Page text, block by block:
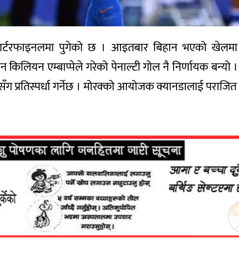
पुगेको छ । आइतबार बिहान भएको खेलमा
किलियन एम्बाप्पेले गरेको पेनाल्टी गोल नै निर्णायक
प्रतिस्पर्धा गर्नेछ । मोरक्को आयोजक क्यानडालाई